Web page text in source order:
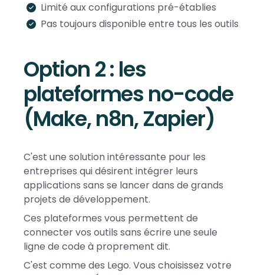
Limité aux configurations pré-établies
Pas toujours disponible entre tous les outils
Option 2 : les
plateformes no-code
(Make, n8n, Zapier)
C'est une solution intéressante pour les
entreprises qui désirent intégrer leurs
applications sans se lancer dans de grands
projets de développement.
Ces plateformes vous permettent de
connecter vos outils sans écrire une seule
ligne de code à proprement dit.
C'est comme des Lego. Vous choisissez votre